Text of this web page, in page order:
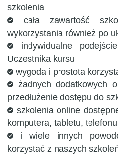
szkolenia
cała zawartość
wykorzystania również po
indywidualne
Uczestnika kursu
wygoda i prostota
żadnych dodatkowych
przedłużenie dostępu do
szkolenia online
komputera, tabletu, telefonu
i wiele innych
korzystać z naszych